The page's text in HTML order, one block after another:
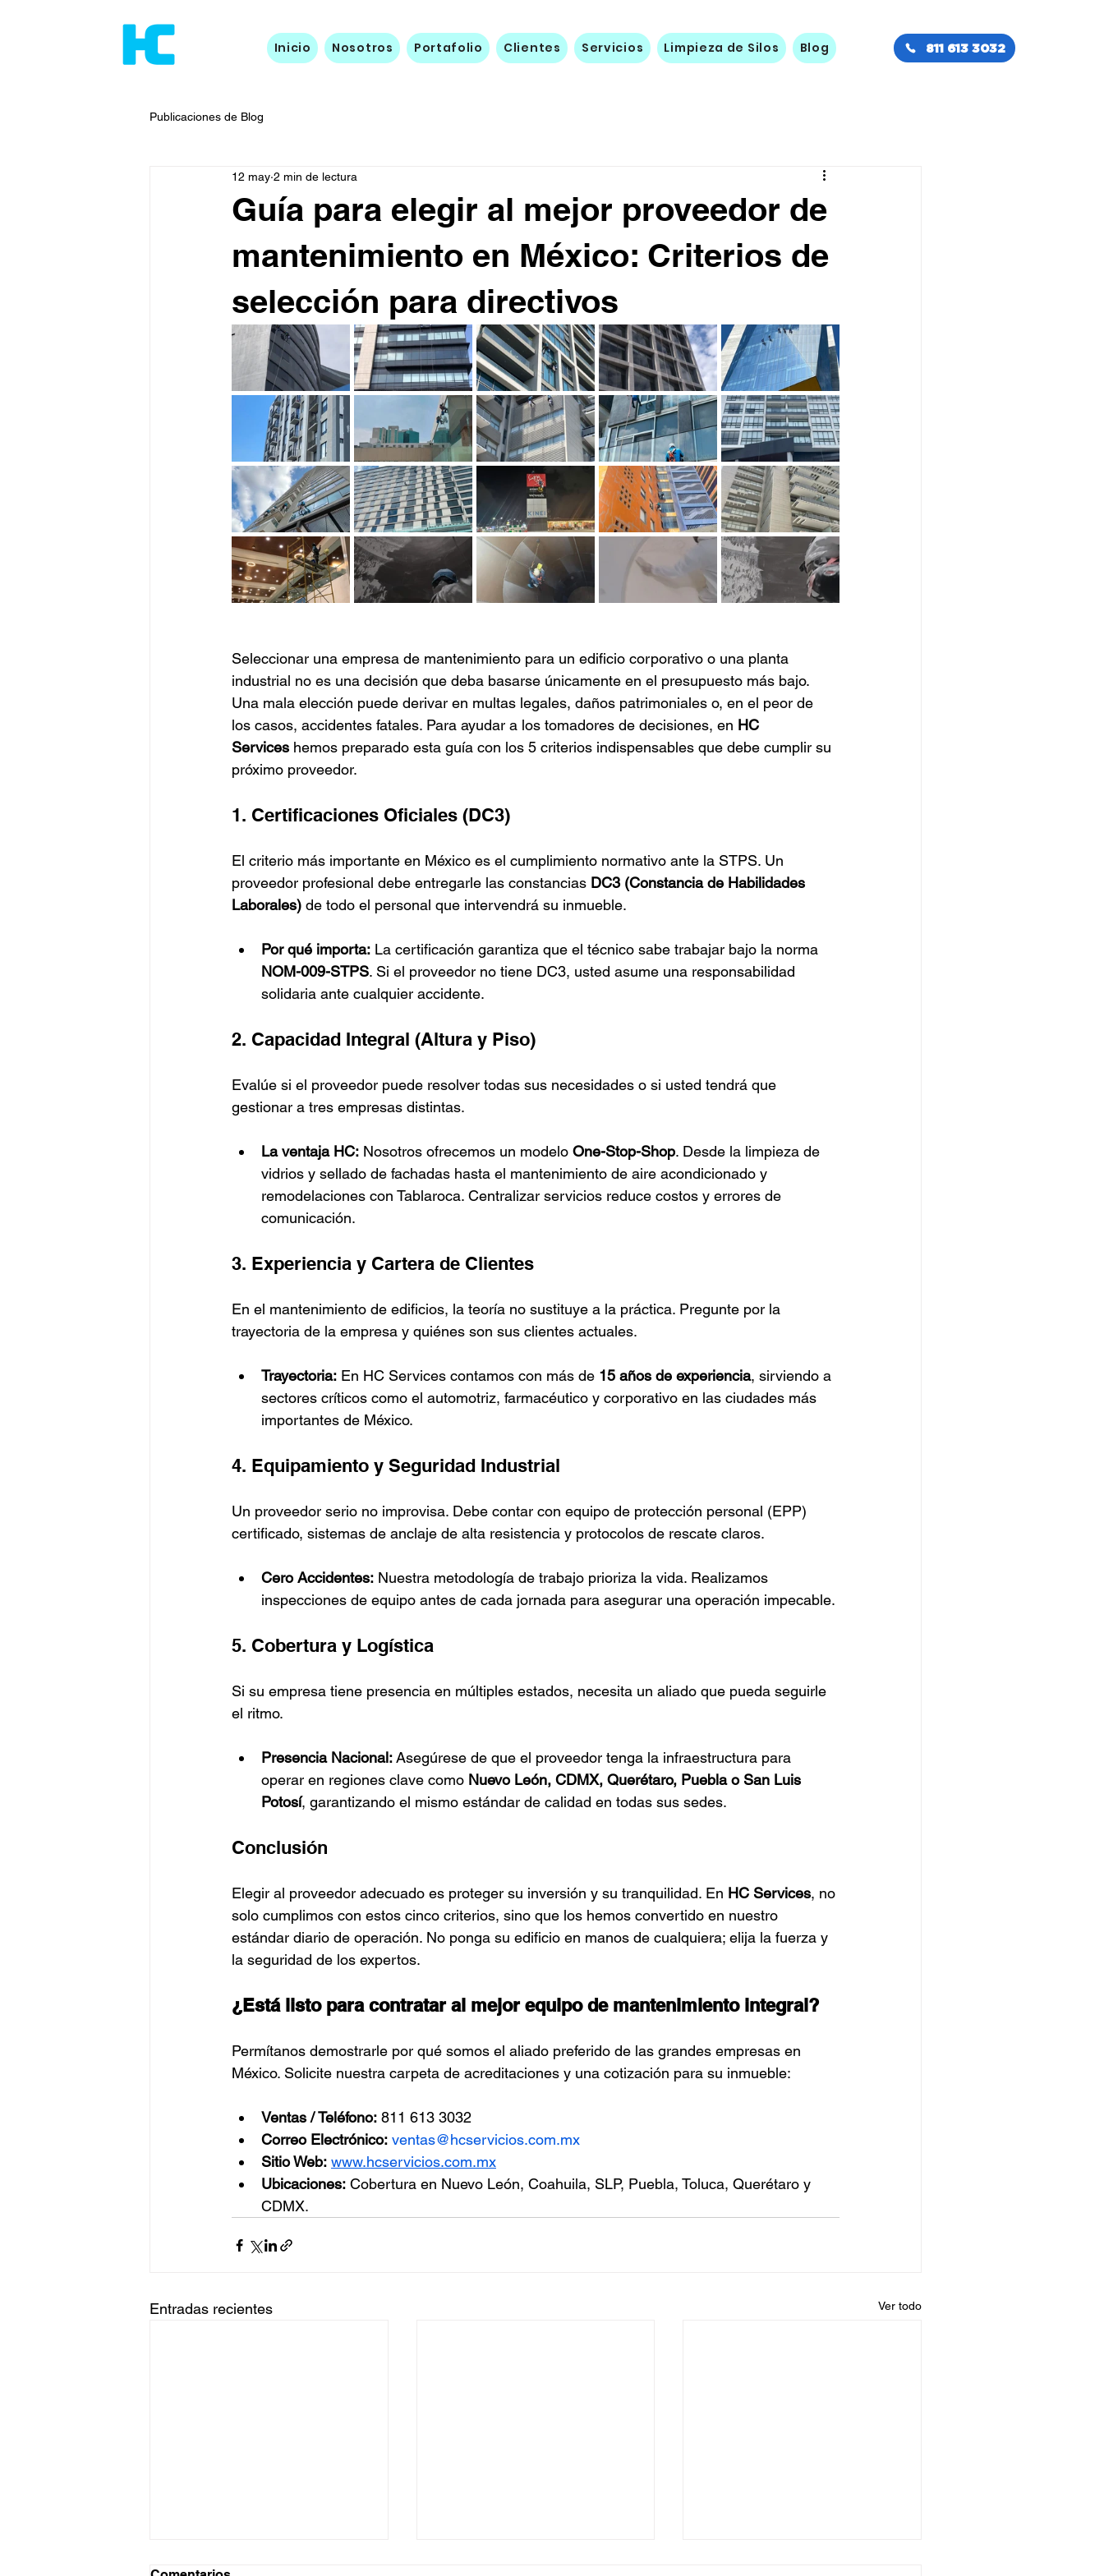
Inicio Nosotros Portafolio Clientes Servicios Limpieza de Silos Blog 811 613 3032
Publicaciones de Blog
Guía para elegir al mejor proveedor de
mantenimiento en México: Criterios de
selección para directivos
12 may 2 min de lectura
Seleccionar una empresa de mantenimiento para un edificio corporativo o una planta
industrial no es una decisión que deba basarse únicamente en el presupuesto más bajo.
Una mala elección puede derivar en multas legales, daños patrimoniales o, en el peor de
los casos, accidentes fatales. Para ayudar a los tomadores de decisiones, en HC
Services hemos preparado esta guía con los 5 criterios indispensables que debe cumplir su
próximo proveedor.
1. Certificaciones Oficiales (DC3)
El criterio más importante en México es el cumplimiento normativo ante la STPS. Un
proveedor profesional debe entregarle las constancias DC3 (Constancia de Habilidades
Laborales) de todo el personal que intervendrá su inmueble.
Por qué importa: La certificación garantiza que el técnico sabe trabajar bajo la norma
NOM-009-STPS. Si el proveedor no tiene DC3, usted asume una responsabilidad
solidaria ante cualquier accidente.
2. Capacidad Integral (Altura y Piso)
Evalúe si el proveedor puede resolver todas sus necesidades o si usted tendrá que
gestionar a tres empresas distintas.
La ventaja HC: Nosotros ofrecemos un modelo One-Stop-Shop. Desde la limpieza de
vidrios y sellado de fachadas hasta el mantenimiento de aire acondicionado y
remodelaciones con Tablaroca. Centralizar servicios reduce costos y errores de
comunicación.
3. Experiencia y Cartera de Clientes
En el mantenimiento de edificios, la teoría no sustituye a la práctica. Pregunte por la
trayectoria de la empresa y quiénes son sus clientes actuales.
Trayectoria: En HC Services contamos con más de 15 años de experiencia, sirviendo a
sectores críticos como el automotriz, farmacéutico y corporativo en las ciudades más
importantes de México.
4. Equipamiento y Seguridad Industrial
Un proveedor serio no improvisa. Debe contar con equipo de protección personal (EPP)
certificado, sistemas de anclaje de alta resistencia y protocolos de rescate claros.
Cero Accidentes: Nuestra metodología de trabajo prioriza la vida. Realizamos
inspecciones de equipo antes de cada jornada para asegurar una operación impecable.
5. Cobertura y Logística
Si su empresa tiene presencia en múltiples estados, necesita un aliado que pueda seguirle
el ritmo.
Presencia Nacional: Asegúrese de que el proveedor tenga la infraestructura para
operar en regiones clave como Nuevo León, CDMX, Querétaro, Puebla o San Luis
Potosí, garantizando el mismo estándar de calidad en todas sus sedes.
Conclusión
Elegir al proveedor adecuado es proteger su inversión y su tranquilidad. En HC Services, no
solo cumplimos con estos cinco criterios, sino que los hemos convertido en nuestro
estándar diario de operación. No ponga su edificio en manos de cualquiera; elija la fuerza y
la seguridad de los expertos.
¿Está listo para contratar al mejor equipo de mantenimiento integral?
Permítanos demostrarle por qué somos el aliado preferido de las grandes empresas en
México. Solicite nuestra carpeta de acreditaciones y una cotización para su inmueble:
Ventas / Teléfono: 811 613 3032
Correo Electrónico: ventas@hcservicios.com.mx
Sitio Web: www.hcservicios.com.mx
Ubicaciones: Cobertura en Nuevo León, Coahuila, SLP, Puebla, Toluca, Querétaro y
CDMX.
Entradas recientes Ver todo